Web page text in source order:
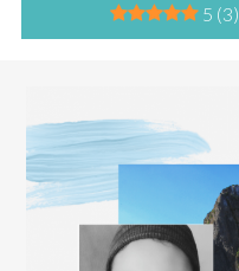
5 (3)